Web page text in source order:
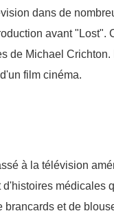
dans de
avant "Lost".
de Michael
film cinéma.
à la télévision
médicales
brancards et de